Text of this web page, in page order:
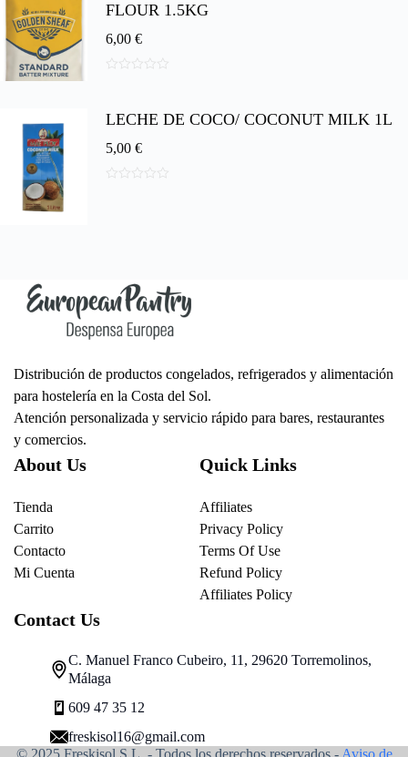
FLOUR 1.5KG
6,00 €
5
LECHE DE COCO/ COCONUT MILK 1L
5,00 €
Distribución de productos congelados, refrigerados y alimentación
para hostelería en la Costa del Sol.
Atención personalizada y servicio rápido para bares, restaurantes
y comercios.
About Us
Tienda
Carrito
Contacto
Mi Cuenta
Quick Links
Affiliates
Privacy Policy
Terms Of Use
Refund Policy
Affiliates Policy
Contact Us
C. Manuel Franco Cubeiro, 11, 29620 Torremolinos,
Málaga
609 47 35 12
freskisol16@gmail.com
© 2025 Freskisol S.L. - Todos los derechos reservados.- Aviso de